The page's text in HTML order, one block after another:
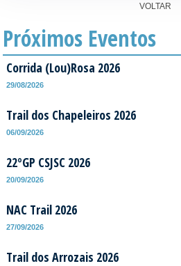
VOLTAR
Próximos Eventos
Corrida (Lou)Rosa 2026
29/08/2026
Trail dos Chapeleiros 2026
06/09/2026
22ºGP CSJSC 2026
20/09/2026
NAC Trail 2026
27/09/2026
Trail dos Arrozais 2026